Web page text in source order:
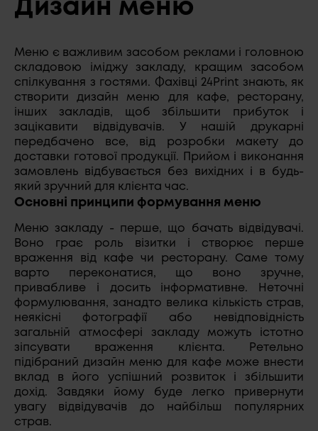
Дизайн меню
Меню є важливим засобом реклами і головною
складовою іміджу закладу, кращим засобом
спілкування з гостями. Фахівці 24Print знають, як
створити дизайн меню для кафе, ресторану,
інших закладів, щоб збільшити прибуток і
зацікавити відвідувачів. У нашій друкарні
передбачено все, від розробки макету до
доставки готової продукції. Прийом і виконання
замовлень відбувається без вихідних і в будь-
який зручний для клієнта час.
Основні принципи формування меню
Меню закладу - перше, що бачать відвідувачі.
Воно грає роль візитки і створює перше
враження від кафе чи ресторану. Саме тому
варто переконатися, що воно зручне,
привабливе і досить інформативне. Неточні
формулювання, занадто велика кількість страв,
неякісні фотографії або невідповідність
загальній атмосфері закладу можуть істотно
зіпсувати враження клієнта. Ретельно
підібраний дизайн меню для кафе може внести
вклад в його успішний розвиток і збільшити
дохід. Завдяки йому буде легко привернути
увагу відвідувачів до найбільш популярних
страв.